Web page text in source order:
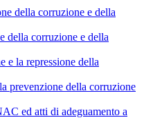
della corruzione e della
della corruzione e della
e la repressione della
prevenzione della corruzione
ed atti di adeguamento a